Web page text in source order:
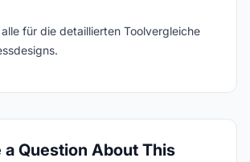
für die detaillierten Toolvergleiche
a Question About This